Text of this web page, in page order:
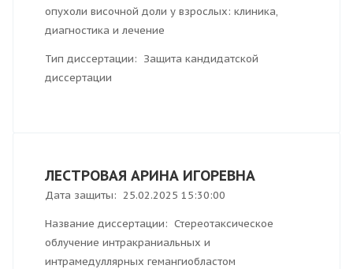
опухоли височной доли у взрослых: клиника,
диагностика и лечение
Тип диссертации: Защита кандидатской
диссертации
ЛЕСТРОВАЯ АРИНА ИГОРЕВНА
Дата защиты: 25.02.2025 15:30:00
Название диссертации: Стереотаксическое
облучение интракраниальных и
интрамедуллярных гемангиобластом